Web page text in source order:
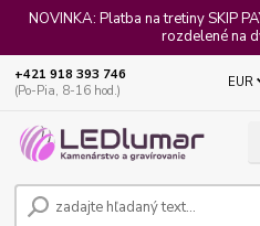
NOVINKA: Platba na tretiny SKIP
rozdelené na
EUR
+421 918 393 746
(Po-Pia, 8-16 hod.)